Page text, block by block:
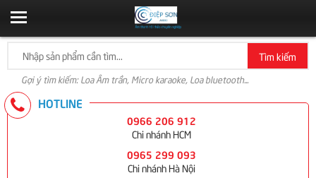
Tìm kiếm
Gợi ý tìm kiếm: Loa Âm trần, Micro karaoke, Loa bluetooth...
HOTLINE
0966 206 912
Chi nhánh HCM
0965 299 093
Chi nhánh Hà Nội